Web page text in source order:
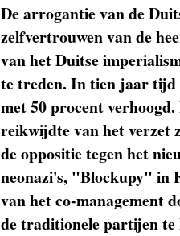
De arrogantie van de
zelfvertrouwen van de
van het Duitse
te treden. In tien jaar tijd
met 50 procent
reikwijdte van het verzet
de oppositie tegen het
neonazi's, "Blockupy" in
van het co-management
de traditionele partijen